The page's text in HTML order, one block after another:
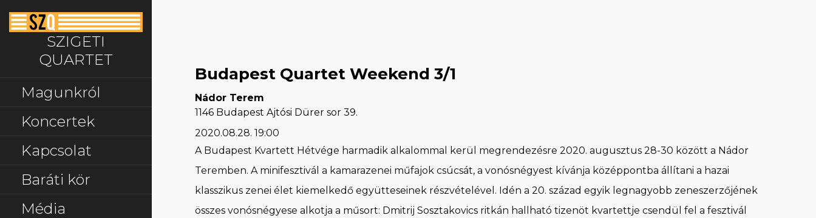
SZIGETI
QUARTET
Magunkról
Koncertek
Kapcsolat
Baráti kör
Média
Budapest Quartet Weekend 3/1
Nádor Terem
1146 Budapest Ajtósi Dürer sor 39.
2020.08.28. 19:00
A Budapest Kvartett Hétvége harmadik alkalommal kerül megrendezésre 2020. augusztus 28-30 között a Nádor
Teremben. A minifesztivál a kamarazenei műfajok csúcsát, a vonósnégyest kívánja középpontba állítani a hazai
klasszikus zenei élet kiemelkedő együtteseinek részvételével. Idén a 20. század egyik legnagyobb zeneszerzőjének
összes vonósnégyese alkotja a műsort: Dmitrij Sosztakovics ritkán hallható tizenöt kvartettje csendül fel a fesztivál